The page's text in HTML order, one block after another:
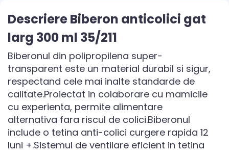
Descriere Biberon anticolici gat
larg 300 ml 35/211
Biberonul din polipropilena super-
transparent este un material durabil si sigur,
respectand cele mai inalte standarde de
calitate.Proiectat in colaborare cu mamicile
cu experienta, permite alimentare
alternativa fara riscul de colici.Biberonul
include o tetina anti-colici curgere rapida 12
luni +.Sistemul de ventilare eficient in tetina